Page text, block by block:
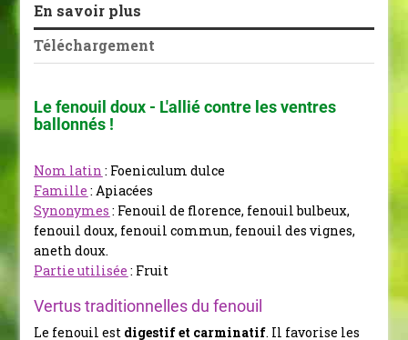
En savoir plus
Téléchargement
Le fenouil doux - L'allié contre les ventres
ballonnés !
Nom latin : Foeniculum dulce
Famille : Apiacées
Synonymes : Fenouil de florence, fenouil bulbeux,
fenouil doux, fenouil commun, fenouil des vignes,
aneth doux.
Partie utilisée : Fruit
Vertus traditionnelles du fenouil
Le fenouil est digestif et carminatif. Il favorise les